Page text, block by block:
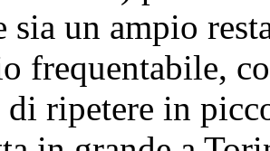
sia un ampio
frequentabile,
di ripetere in